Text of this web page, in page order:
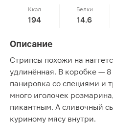
Ккал
194
Белки
14.6
Описание
Стрипсы похожи на
удлинённая. В коробке —
панировка со специями и
много иголочек
пикантным. А сливочный
куриному мясу внутри.